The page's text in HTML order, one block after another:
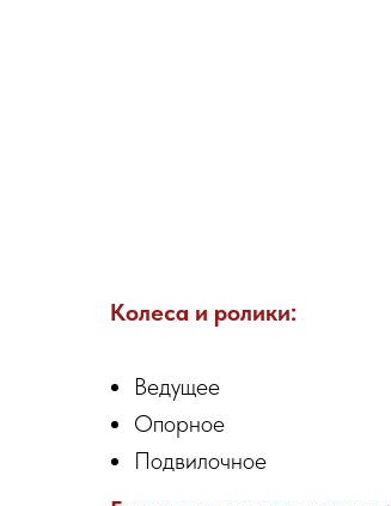
Колеса и ролики:
Ведущее
Опорное
Подвилочное